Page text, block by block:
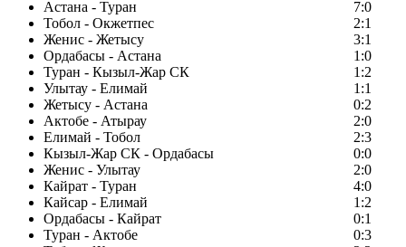
Астана - Туран
7:0
Тобол - Окжетпес
2:1
Женис - Жетысу
3:1
Ордабасы - Астана
1:0
Туран - Кызыл-Жар СК
1:2
Улытау - Елимай
1:1
Жетысу - Астана
0:2
Актобе - Атырау
2:0
Елимай - Тобол
2:3
Кызыл-Жар СК - Ордабасы
0:0
Женис - Улытау
2:0
Кайрат - Туран
4:0
Кайсар - Елимай
1:2
Ордабасы - Кайрат
0:1
Туран - Актобе
0:3